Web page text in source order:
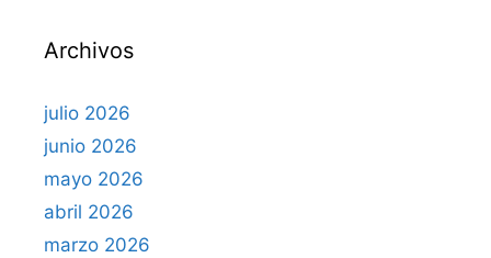
:Archivos
julio 2026
junio 2026
mayo 2026
abril 2026
marzo 2026